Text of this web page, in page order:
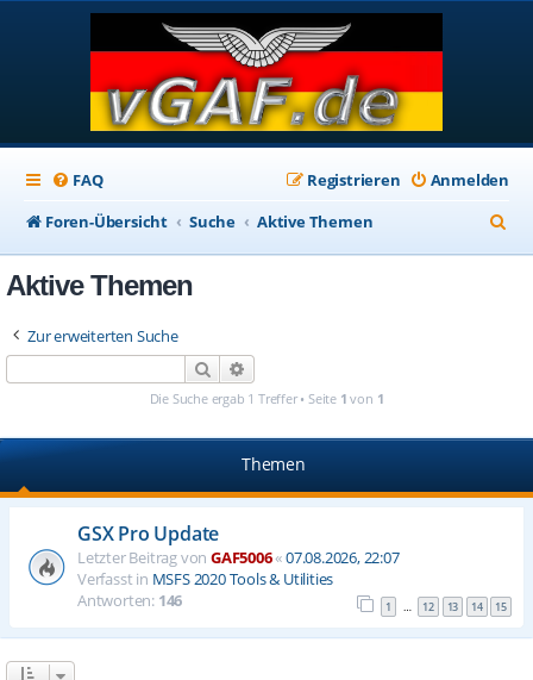
FAQ Anmelden
Registrieren
Foren-Übersicht
Suche Aktive Themen
u
Aktive Themen
Zur erweiterten Suche
Suche
Die Suche ergab 1 Treffer • Seite 1 von 1
Themen
GSX Pro Update
Letzter Beitrag von GAF5006«07.08.2026, 22:07
Verfasst in MSFS 2020 Tools & Utilities
Antworten: 146 1 … 12 13 14 15